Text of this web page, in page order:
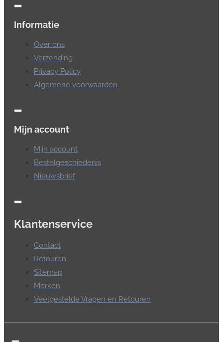
Informatie
Over ons
Verzending
Privacy Policy
Algemene voorwaarden
Mijn account
Mijn account
Bestelgeschiedenis
Nieuwsbrief
Klantenservice
Contact
Retouren
Sitemap
Merken
Veelgestelde Vragen en Retouren